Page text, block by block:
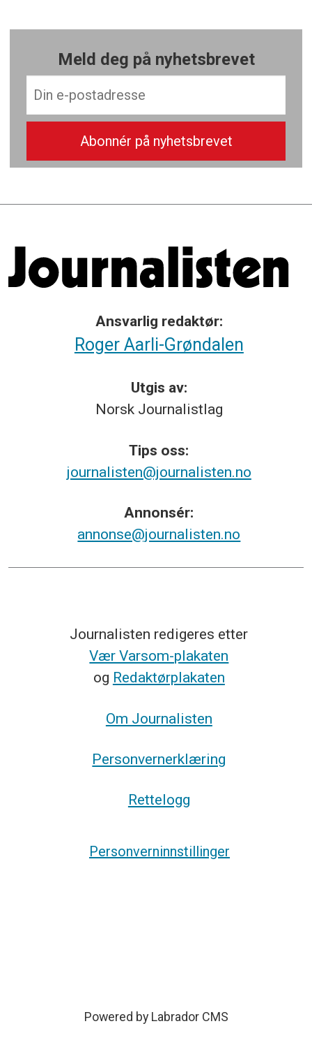
Meld deg på nyhetsbrevet
Ansvarlig redaktør:
Roger Aarli-Grøndalen
Utgis av:
Norsk Journalistlag
Tips oss:
journalisten@journalisten.no
Annonsér:
annonse@journalisten.no
Journalisten redigeres etter
Vær Varsom-plakaten
og Redaktørplakaten
Om Journalisten
Personvernerklæring
Rettelogg
Personverninnstillinger
Powered by Labrador CMS